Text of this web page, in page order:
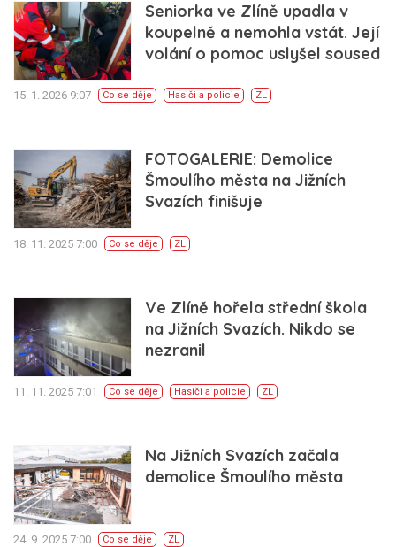
Seniorka ve Zlíně upadla v
koupelně a nemohla vstát. Její
volání o pomoc uslyšel soused
15. 1. 2026 9:07 Co se děje Hasiči a policie ZL
FOTOGALERIE: Demolice
Šmoulího města na Jižních
Svazích finišuje
18. 11. 2025 7:00 Co se děje ZL
Ve Zlíně hořela střední škola
na Jižních Svazích. Nikdo se
nezranil
11. 11. 2025 7:01 Co se děje Hasiči a policie ZL
Na Jižních Svazích začala
demolice Šmoulího města
24. 9. 2025 7:00 Co se děje ZL